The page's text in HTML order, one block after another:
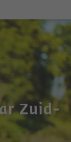
Zuid-